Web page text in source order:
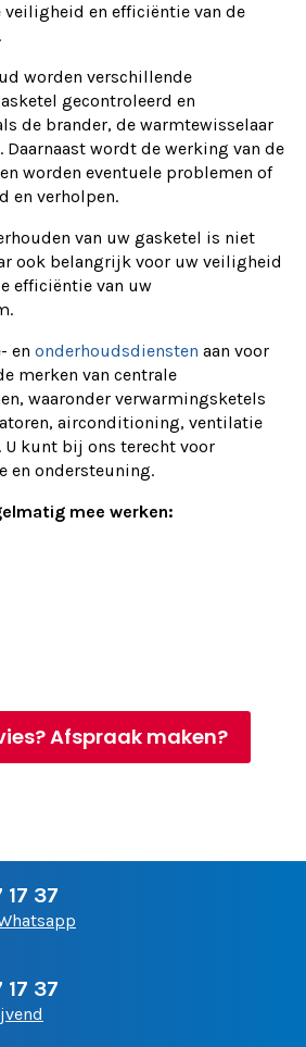
en efficiëntie van de
worden verschillende
gecontroleerd en
de brander, de warmtewisselaar
Daarnaast wordt de werking van de
worden eventuele problemen of
en verholpen.
van uw gasketel is niet
ook belangrijk voor uw veiligheid
efficiëntie van uw
en onderhoudsdiensten aan voor
merken van centrale
waaronder verwarmingsketels
airconditioning, ventilatie
U kunt bij ons terecht voor
en ondersteuning.
mee werken:
Afspraak maken?
37
37